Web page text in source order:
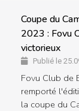
Coupe du
2023 : Fovu
victorieux
Publié le
Fovu Club de
remporté
la coupe du